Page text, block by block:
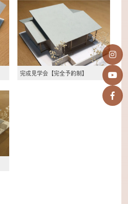
完成見学会【完全予約制】